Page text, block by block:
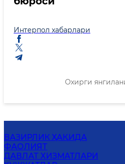
Интерпол хабарлари
Охирги
ВАЗИРЛИК ҲАҚИДА
ФАОЛИЯТ
ДАВЛАТ ХИЗМАТЛАРИ